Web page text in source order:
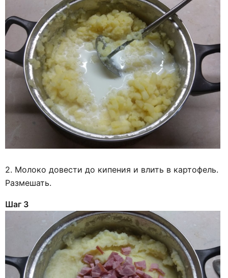
2. Молоко довести до кипения и влить в картофель.
Размешать.
Шаг 3